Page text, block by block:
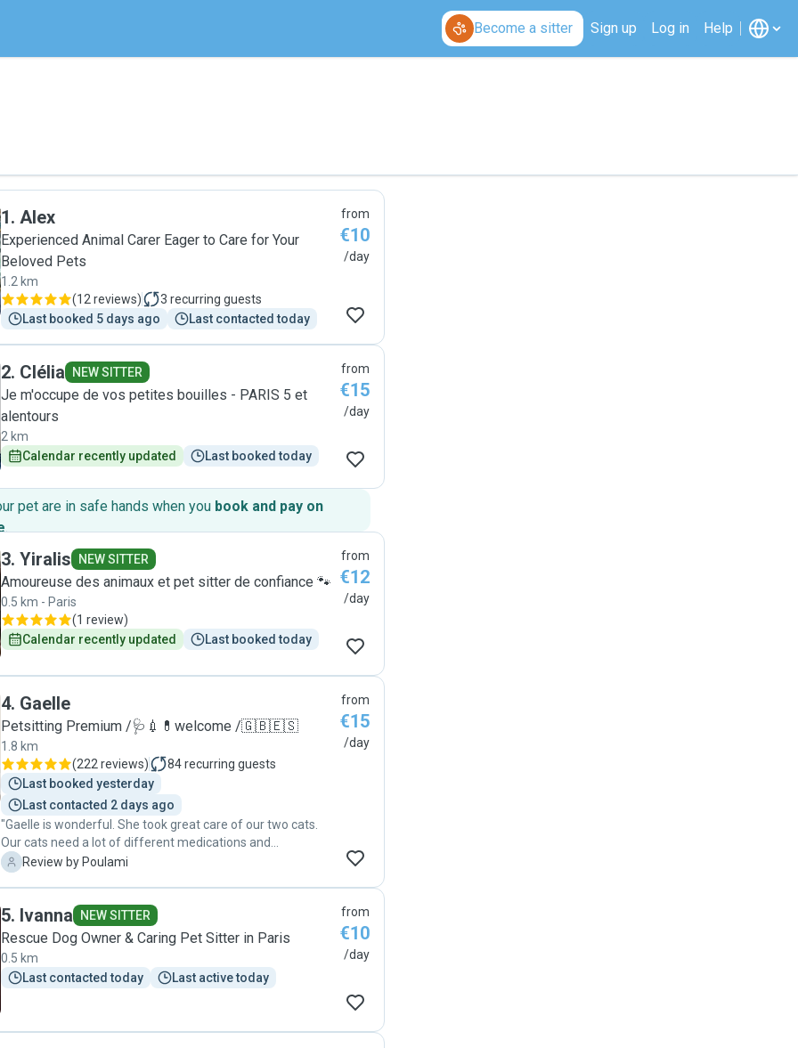
Become a sitter Sign up Log in Help
1. Alex
Experienced Animal Carer Eager to Care for Your
Beloved Pets
1.2 km
(12 reviews) 3 recurring guests
Last booked 5 days ago
Last contacted today
from
€10
/day
2. Clélia NEW SITTER
Je m'occupe de vos petites bouilles - PARIS 5 et
alentours
2 km
Calendar recently updated
Last booked today
from
€15
/day
pet are in safe hands when you book and pay on
.
3. Yiralis NEW SITTER
Amoureuse des animaux et pet sitter de confiance 🐾
0.5 km - Paris
(1 review)
Calendar recently updated
Last booked today
from
€12
/day
4. Gaelle
Petsitting Premium /🩺💉💊welcome /🇬🇧🇪🇸
1.8 km
(222 reviews) 84recurring guests
Last booked yesterday
Last contacted 2 days ago
"Gaelle is wonderful. She took great care of our two cats.
Our cats need a lot of different medications and
supplements. She was very attentive and made sure they
out again for cat sitting. "
P Review by Poulami
from
€15
/day
5. Ivanna NEW SITTER
Rescue Dog Owner & Caring Pet Sitter in Paris
0.5 km
Last contacted today
Last active today
from
€10
/day